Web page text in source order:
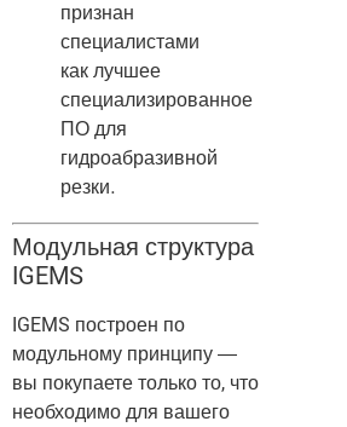
признан
специалистами
как лучшее
специализированное
ПО для
гидроабразивной
резки.
Модульная структура
IGEMS
IGEMS построен по
модульному принципу —
вы покупаете только то, что
необходимо для вашего